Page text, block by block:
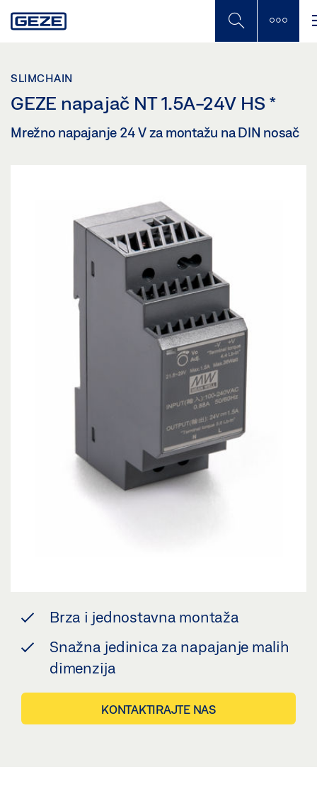
to
SLIMCHAIN
GEZE napajač NT 1.5A-24V HS *
Mrežno napajanje 24 V za montažu na DIN nosač
Brza i jednostavna montaža
Snažna jedinica za napajanje malih
dimenzija
KONTAKTIRAJTE NAS